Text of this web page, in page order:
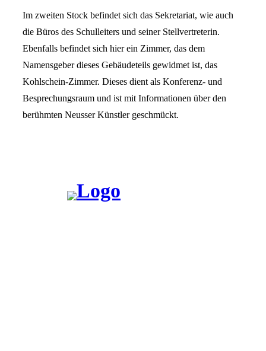
Im zweiten Stock befindet sich das Sekretariat, wie auch
die Büros des Schulleiters und seiner Stellvertreterin.
Ebenfalls befindet sich hier ein Zimmer, das dem
Namensgeber dieses Gebäudeteils gewidmet ist, das
Kohlschein-Zimmer. Dieses dient als Konferenz- und
Besprechungsraum und ist mit Informationen über den
berühmten Neusser Künstler geschmückt.